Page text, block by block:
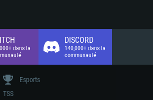
dans la
DISCORD
140,000+ dans la
communauté
Esports
TSS